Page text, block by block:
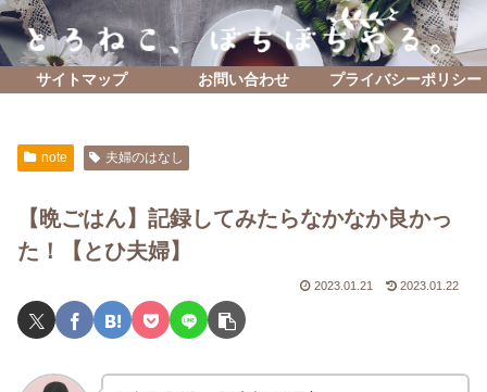
サイトマップ お問い合わせ プライバシーポリシー
note 夫婦のはなし
【晩ごはん】記録してみたらなかなか良かっ
た！【とひ夫婦】
2023.01.21 2023.01.22